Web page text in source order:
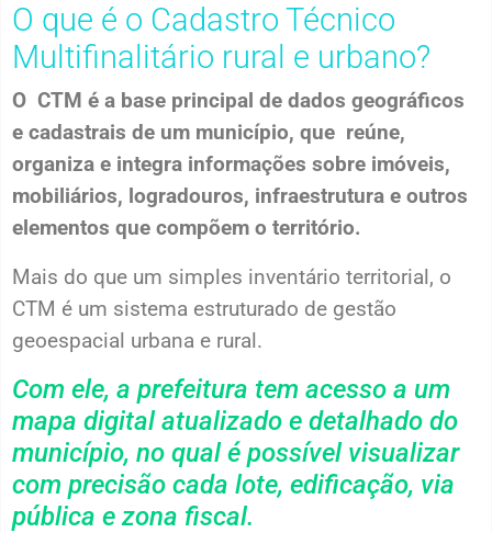
O que é o Cadastro Técnico
Multifinalitário rural e urbano?
O CTM é a base principal de dados geográficos
e cadastrais de um município, que reúne,
organiza e integra informações sobre imóveis,
mobiliários, logradouros, infraestrutura e outros
elementos que compõem o território.
Mais do que um simples inventário territorial, o
CTM é um sistema estruturado de gestão
geoespacial urbana e rural.
Com ele, a prefeitura tem acesso a um
mapa digital atualizado e detalhado do
município, no qual é possível visualizar
com precisão cada lote, edificação, via
pública e zona fiscal.